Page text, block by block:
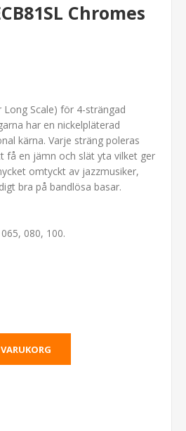
Chromes
Long Scale) för 4-strängad
har en nickelpläterad
kärna. Varje sträng poleras
få en jämn och slät yta vilket ger
omtyckt av jazzmusiker,
bra på bandlösa basar.
080, 100.